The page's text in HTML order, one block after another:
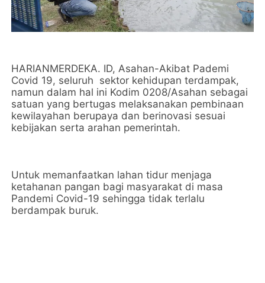
HARIANMERDEKA. ID, Asahan-Akibat Pademi
Covid 19, seluruh sektor kehidupan terdampak,
namun dalam hal ini Kodim 0208/Asahan sebagai
satuan yang bertugas melaksanakan pembinaan
kewilayahan berupaya dan berinovasi sesuai
kebijakan serta arahan pemerintah.
Untuk memanfaatkan lahan tidur menjaga
ketahanan pangan bagi masyarakat di masa
Pandemi Covid-19 sehingga tidak terlalu
berdampak buruk.